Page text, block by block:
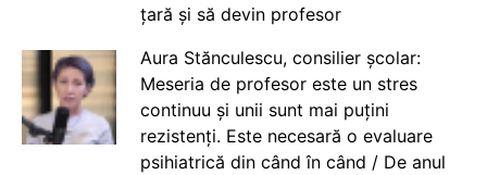
țară și să devin profesor
Aura Stănculescu, consilier școlar:
Meseria de profesor este un stres
continuu și unii sunt mai puțini
rezistenți. Este necesară o evaluare
psihiatrică din când în când / De anul